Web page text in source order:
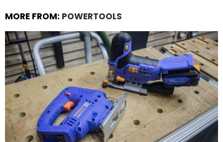
MORE FROM: POWERTOOLS